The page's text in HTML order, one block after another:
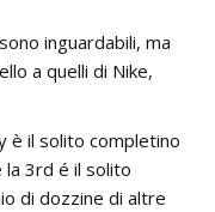
inguardabili, ma
a quelli di Nike,
è il solito completino
3rd é il solito
di dozzine di altre